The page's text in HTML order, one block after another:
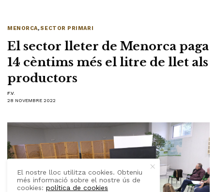
MENORCA,SECTOR PRIMARI
El sector lleter de Menorca paga
14 cèntims més el litre de llet als
productors
F.V.
28 NOVEMBRE 2022
El nostre lloc utilitza cookies. Obteniu
més informació sobre el nostre ús de
cookies:política de cookies